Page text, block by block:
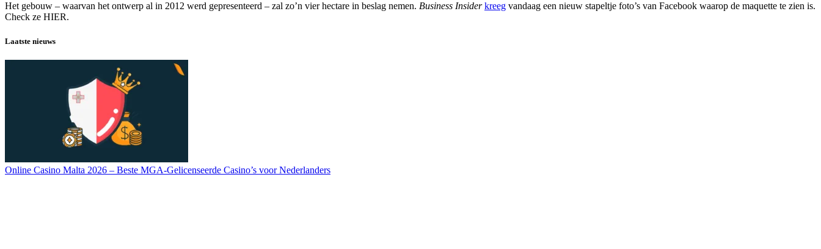
Het gebouw – waarvan het ontwerp al in 2012 werd gepresenteerd – zal zo’n vier hectare in beslag nemen. Business Insider kreeg vandaag een nieuw stapeltje foto’s van Facebook waarop de maquette te zien is.
Check ze HIER.
Laatste nieuws
Online Casino Malta 2026 – Beste MGA-Gelicenseerde Casino’s voor Nederlanders